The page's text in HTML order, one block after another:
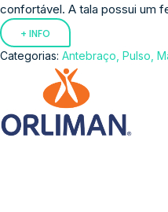
confortável. A tala possui um
+ INFO
Categorias: Antebraço, Pulso,